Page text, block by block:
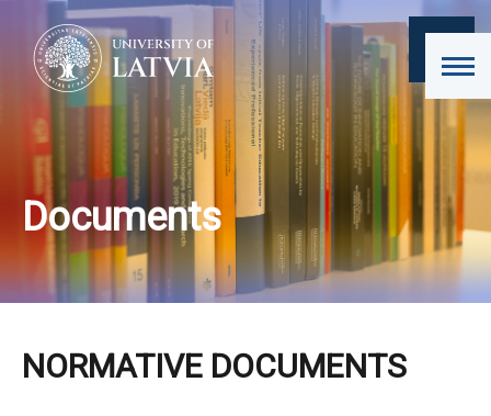
Documents
NORMATIVE DOCUMENTS